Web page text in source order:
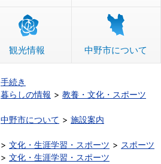
観光情報 中野市について
手続き
暮らしの情報
教養・文化・スポーツ
中野市について
施設案内
文化・生涯学習・スポーツ
スポーツ
文化・生涯学習・スポーツ